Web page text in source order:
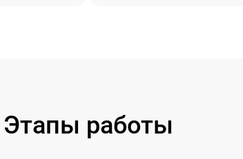
Этапы работы